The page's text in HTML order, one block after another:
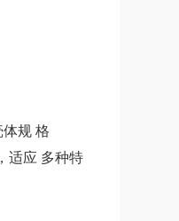
规 格
适应 多种特